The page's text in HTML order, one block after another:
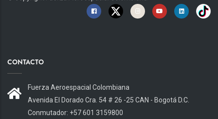
CONTACTO
Fuerza Aeroespacial Colombiana
Avenida El Dorado Cra. 54 # 26 -25 CAN - Bogotá D.C.
Conmutador: +57 601 3159800